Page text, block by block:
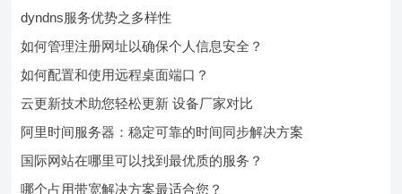
dyndns服务优势之多样性
如何管理注册网址以确保个人信息安全？
如何配置和使用远程桌面端口？
云更新技术助您轻松更新 设备厂家对比
阿里时间服务器：稳定可靠的时间同步解决方案
国际网站在哪里可以找到最优质的服务？
哪个占用带宽解决方案最适合您？